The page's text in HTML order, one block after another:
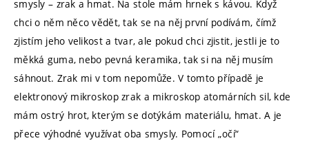
smysly – zrak a hmat. Na stole mám hrnek s kávou. Když
chci o něm něco vědět, tak se na něj první podívám, čímž
zjistím jeho velikost a tvar, ale pokud chci zjistit, jestli je to
měkká guma, nebo pevná keramika, tak si na něj musím
sáhnout. Zrak mi v tom nepomůže. V tomto případě je
elektronový mikroskop zrak a mikroskop atomárních sil, kde
mám ostrý hrot, kterým se dotýkám materiálu, hmat. A je
přece výhodné využívat oba smysly. Pomocí „očí“